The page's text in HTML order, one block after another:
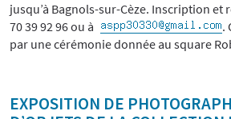
jusqu’à Bagnols-sur-Cèze. Inscription et
70 39 92 96 ou à
.
par une cérémonie donnée au square
EXPOSITION DE